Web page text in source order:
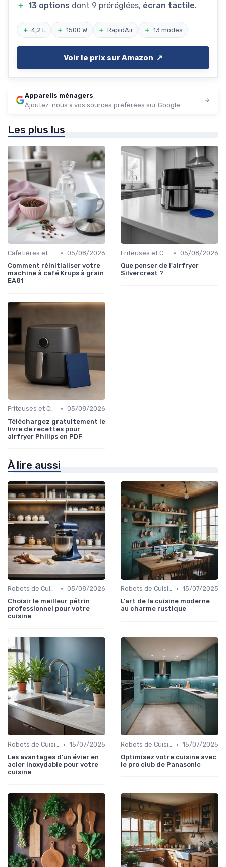
＋ 13 options dont 9 préréglées, écran tactile.
＋ 4,2 L ＋ 1500 W ＋ RapidAir ＋ 13 modes
Voir le prix sur Amazon ↗️
Appareils ménagers
Ajoutez-nous à vos sources préférées sur Google
Les plus lus
Cafetières et Bouilloires • 05/08/2026
Comment réinitialiser votre
machine à café Krups à grain
EA81
Friteuses et Cuiseurs • 05/08/2026
Que penser de l'airfryer
Silvercrest ?
Friteuses et Cuiseurs • 05/08/2026
Téléchargez gratuitement le
livre de recettes pour
airfryer Philips en PDF
À lire aussi
Robots de Cuisine • 05/08/2026
Choisir le meilleur pétrin
professionnel pour votre
cuisine
Robots de Cuisine • 15/07/2025
L'art de la cuisine moderne
au charme rustique
Robots de Cuisine • 15/07/2025
Les avantages d'un évier en
acier inoxydable pour votre
cuisine
Robots de Cuisine • 15/07/2025
Optimisez votre cuisine avec
le pro club de Panasonic